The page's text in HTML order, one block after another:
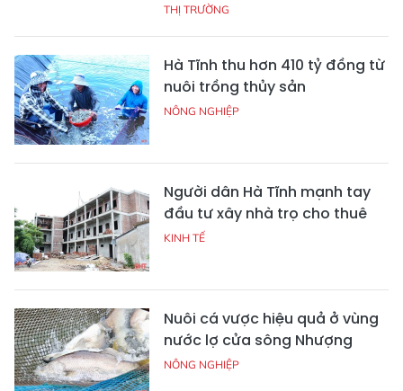
THỊ TRƯỜNG
Hà Tĩnh thu hơn 410 tỷ đồng từ
nuôi trồng thủy sản
NÔNG NGHIỆP
Người dân Hà Tĩnh mạnh tay
đầu tư xây nhà trọ cho thuê
KINH TẾ
Nuôi cá vược hiệu quả ở vùng
nước lợ cửa sông Nhượng
NÔNG NGHIỆP